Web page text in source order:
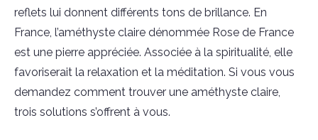
reflets lui donnent différents tons de brillance. En
France, l’améthyste claire dénommée Rose de France
est une pierre appréciée. Associée à la spiritualité, elle
favoriserait la relaxation et la méditation. Si vous vous
demandez comment trouver une améthyste claire,
trois solutions s’offrent à vous.